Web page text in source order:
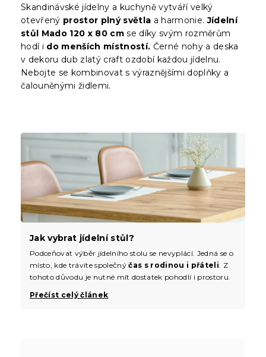
Skandinávské jídelny a kuchyně vytváří velký
otevřený prostor plný světla a harmonie.Jídelní
stůl Mado 120 x 80 cm se díky svým rozměrům
hodí i do menších místností. Černé nohy a deska
v dekoru dub zlatý craft ozdobí každou jídelnu.
Nebojte se kombinovat s výraznějšími doplňky a
čalouněnými židlemi.
Jak vybrat jídelní stůl?
Podceňovat výběr jídelního stolu se nevyplácí. Jedná se o
místo, kde trávíte společnýčas s rodinou i přáteli . Z
tohoto důvodu je nutné mít dostatek pohodlí i prostoru.
Přečíst celý článek